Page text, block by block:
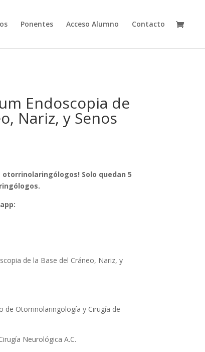
Ponentes Acceso Alumno Contacto
Endoscopia de
Nariz, y Senos
Solo quedan 5
de la Base del Cráneo, Nariz, y
de Otorrinolaringología y Cirugía de
Neurológica A.C.